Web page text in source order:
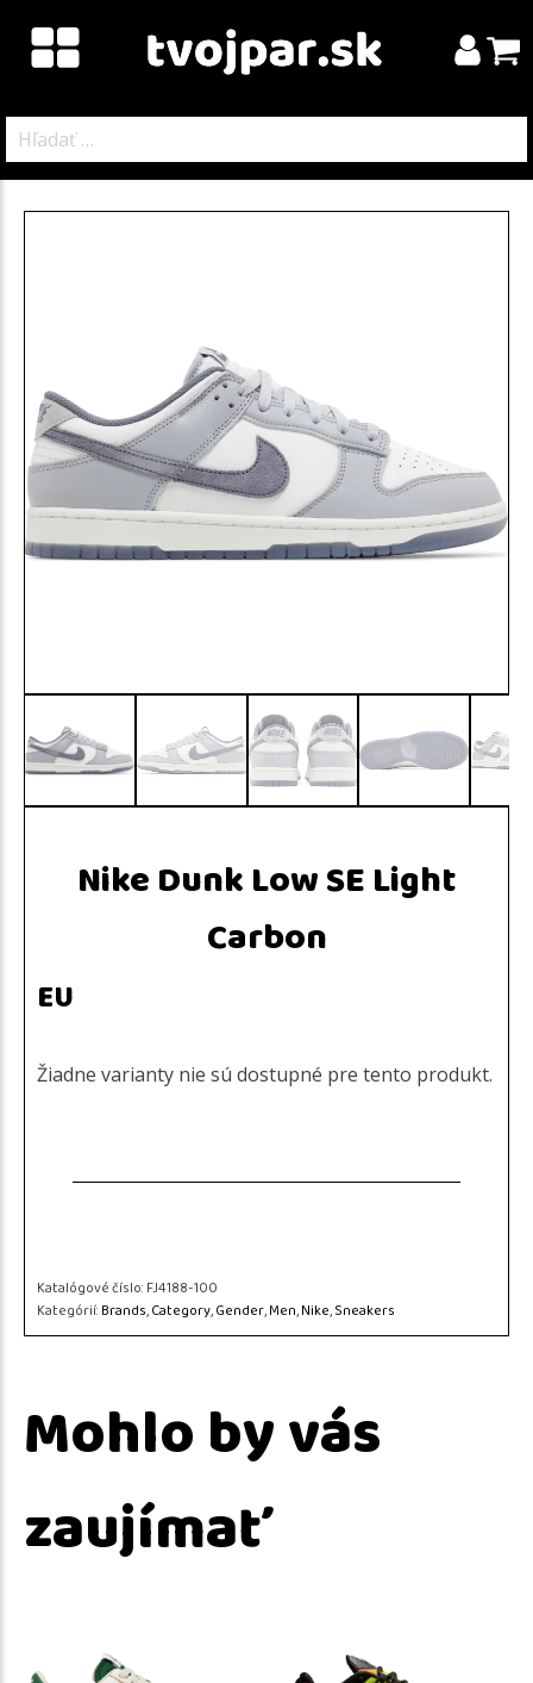
Nike Dunk Low SE Light
Carbon
EU
Žiadne varianty nie sú dostupné pre tento produkt.
Katalógové číslo:FJ4188-100
Kategórií:Brands,Category,Gender,Men,Nike,Sneakers
Mohlo by vás
zaujímať